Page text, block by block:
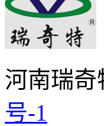
河南瑞奇
号-1